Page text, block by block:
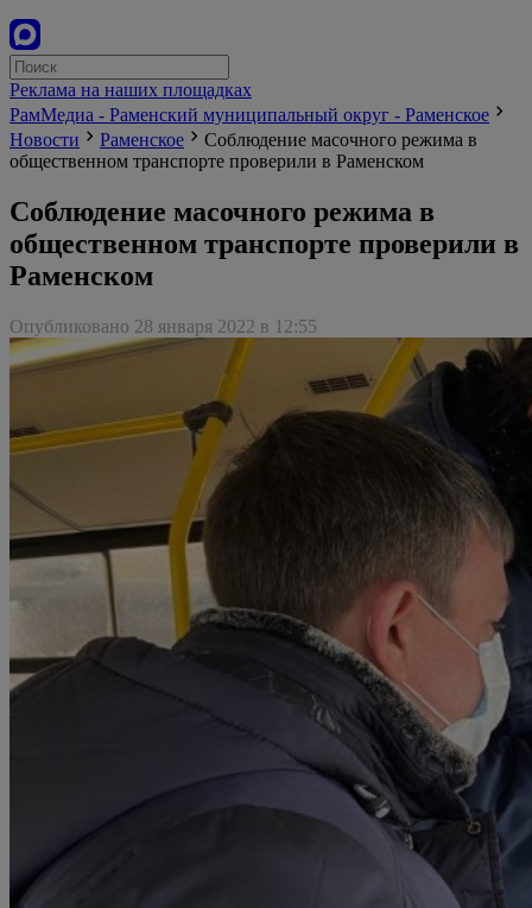
Реклама на наших площадках
РамМедиа - Раменский муниципальный округ - Раменское
Новости
Раменское
Соблюдение масочного режима в
общественном транспорте проверили в Раменском
Соблюдение масочного режима в
общественном транспорте проверили в
Раменском
Опубликовано 28 января 2022 в 12:55